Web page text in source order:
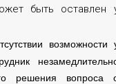
быть оставлен
возможности
решения вопроса